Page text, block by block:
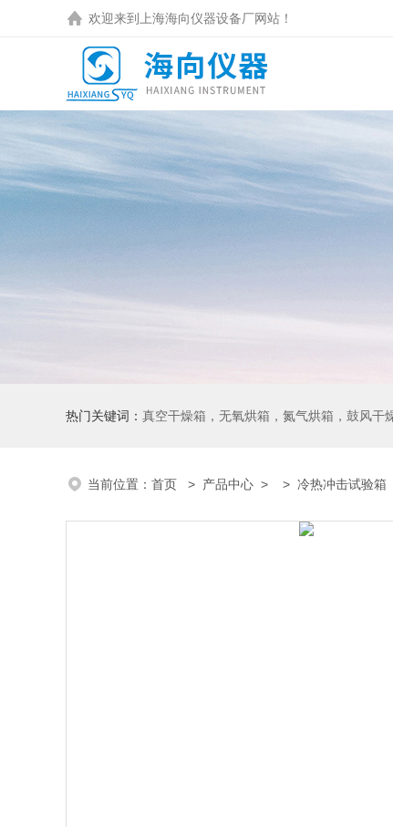
欢迎来到 上海海向仪器设备厂网站！
热门关键词： 真空干燥箱，无氧烘箱，氮气烘箱，鼓风干燥箱，高
当前位置： 首页 > 产品中心 > > 冷热冲击试验箱